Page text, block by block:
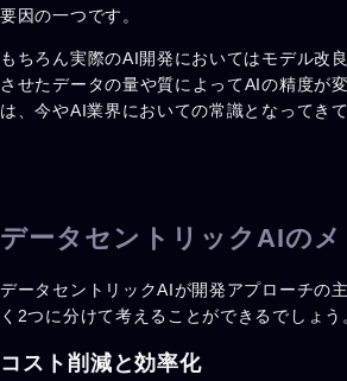
要因の一つです。
もちろん実際のAI開発においてはモデル改
させたデータの量や質によってAIの精度が
は、今やAI業界においての常識となってきて
データセントリックAIのメ
データセントリックAIが開発アプローチの
く2つに分けて考えることができるでしょう
コスト削減と効率化